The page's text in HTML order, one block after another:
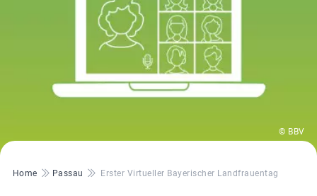
© BBV
Pfadnavigation
Home Passau Erster Virtueller Bayerischer Landfrauentag